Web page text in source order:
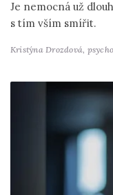
Je nemocná už
s tím vším smířit.
Kristýna Drozdová,